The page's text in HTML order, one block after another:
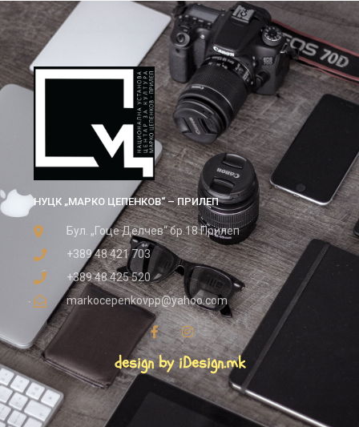
НУЦК „МАРКО ЦЕПЕНКОВ“ – ПРИЛЕП
Бул. „Гоце Делчев“ бр.18 Прилеп
+389 48 421 703
+389 48 425 520
markocepenkovpp@yahoo.com
design by iDesign.mk